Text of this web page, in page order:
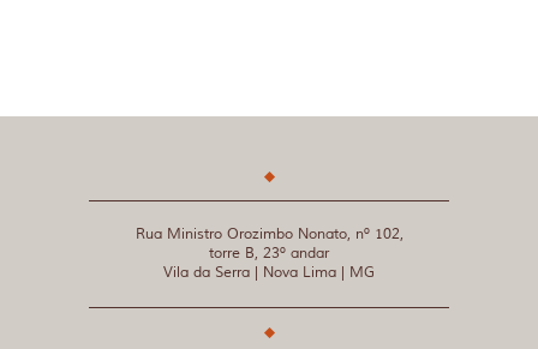
Rua Ministro Orozimbo Nonato, nº 102,
torre B, 23º andar
Vila da Serra | Nova Lima | MG